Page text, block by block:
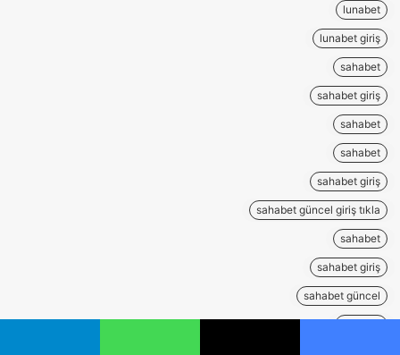
lunabet
lunabet giriş
sahabet
sahabet giriş
sahabet
sahabet
sahabet giriş
sahabet güncel giriş tıkla
sahabet
sahabet giriş
sahabet güncel